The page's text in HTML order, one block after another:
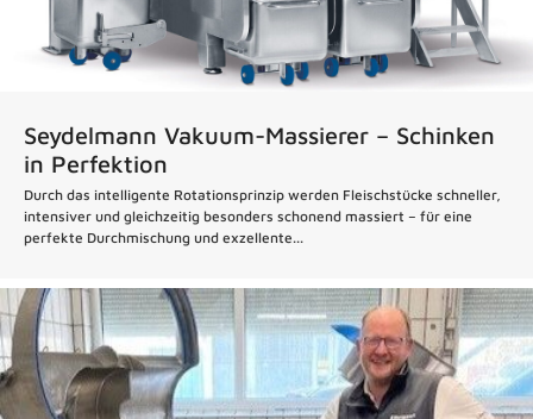
Seydelmann Vakuum-Massierer – Schinken
in Perfektion
Durch das intelligente Rotationsprinzip werden Fleischstücke schneller,
intensiver und gleichzeitig besonders schonend massiert – für eine
perfekte Durchmischung und exzellente...